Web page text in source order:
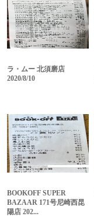
ラ・ムー 北須磨店
2020/8/10
BOOKOFF SUPER
BAZAAR 171号尼崎西昆
陽店 202...